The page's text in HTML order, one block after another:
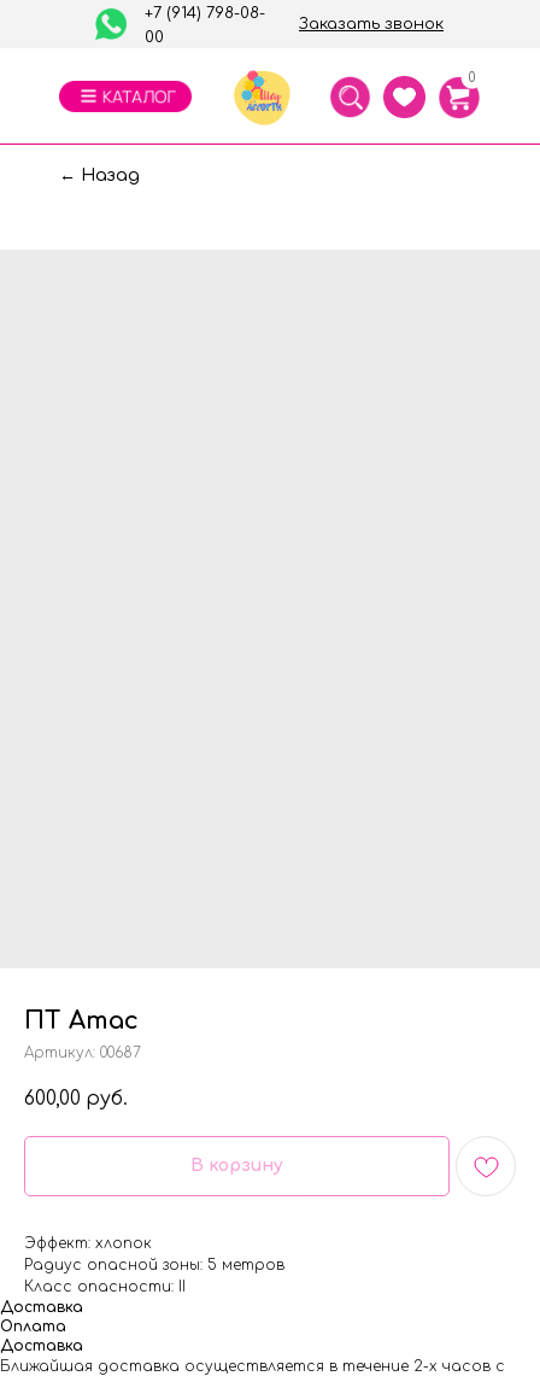
Заказать звонок
+7 (914) 798-08-
00
0
← Назад
ПТ Атас
Артикул: 00687
600,00 руб.
В корзину
Эффект: хлопок
Радиус опасной зоны: 5 метров
Класс опасности: II
Доставка
Оплата
Доставка
Ближайшая доставка осуществляется в течение 2-х часов с